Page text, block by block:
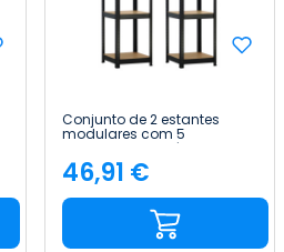
Conjunto de 2 estantes
modulares com 5
prateleiras ajustáveis, 180 x
40 x 40 cm, 175 kg Thinia
Home
Preço
46,91 €